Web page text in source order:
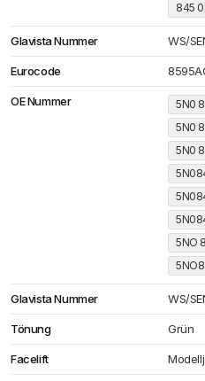
845
Glavista Nummer WS/
Eurocode
OE Nummer
5N0
5N0
5N0
5NO
Glavista Nummer WS/
Tönung Grün
Facelift